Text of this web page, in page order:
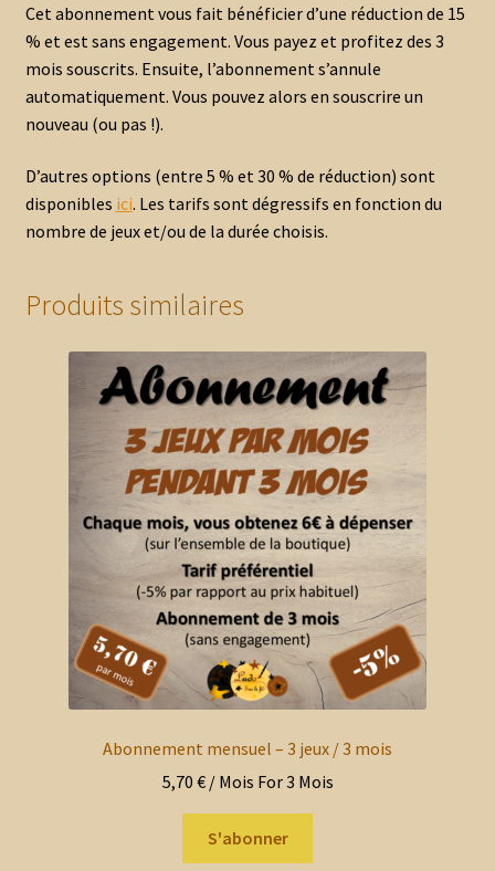
Cet abonnement vous fait bénéficier d’une réduction de 15
% et est sans engagement. Vous payez et profitez des 3
mois souscrits. Ensuite, l’abonnement s’annule
automatiquement. Vous pouvez alors en souscrire un
nouveau (ou pas !).
D’autres options (entre 5 % et 30 % de réduction) sont
disponibles ici. Les tarifs sont dégressifs en fonction du
nombre de jeux et/ou de la durée choisis.
Produits similaires
Abonnement mensuel – 3 jeux / 3 mois
5,70 €/ Mois For 3 Mois
S'abonner